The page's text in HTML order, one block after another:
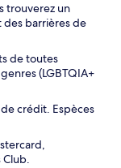
trouverez un
barrières de
de toutes
(LGBTQIA+
crédit. Espèces
Club.